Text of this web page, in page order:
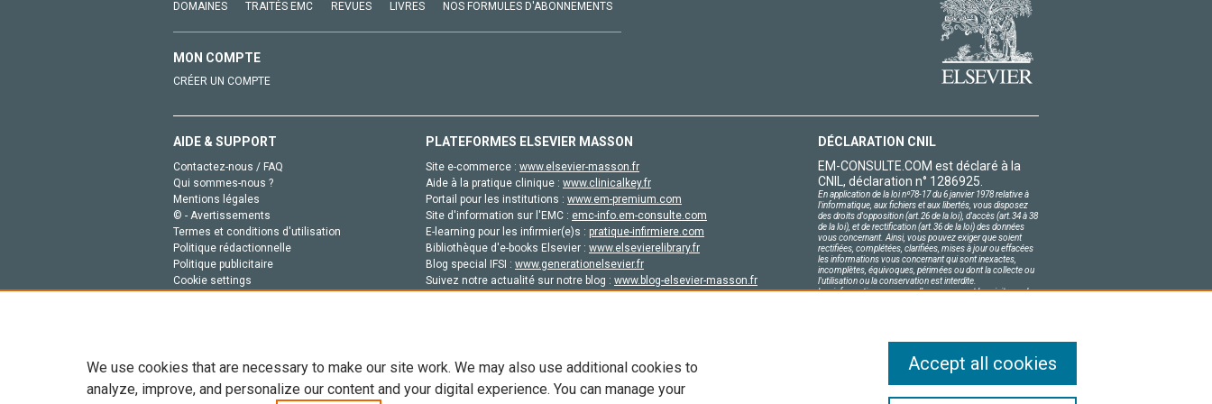
DOMAINES TRAITÉS EMC REVUES LIVRES NOS FORMULES D'ABONNEMENTS
MON COMPTE
CRÉER UN COMPTE
AIDE & SUPPORT
Contactez-nous / FAQ
Qui sommes-nous ?
Mentions légales
© - Avertissements
Termes et conditions d'utilisation
Politique rédactionnelle
Politique publicitaire
Cookie settings
PLATEFORMES ELSEVIER MASSON
Site e-commerce : www.elsevier-masson.fr
Aide à la pratique clinique : www.clinicalkey.fr
Portail pour les institutions : www.em-premium.com
Site d'information sur l'EMC : emc-info.em-consulte.com
E-learning pour les infirmier(e)s : pratique-infirmiere.com
Bibliothèque d'e-books Elsevier : www.elsevierelibrary.fr
Blog special IFSI : www.generationelsevier.fr
Suivez notre actualité sur notre blog : www.blog-elsevier-masson.fr
DÉCLARATION CNIL
EM-CONSULTE.COM est déclaré à la
CNIL, déclaration n° 1286925.
En application de la loi nº78-17 du 6 janvier 1978 relative à
l'informatique, aux fichiers et aux libertés, vous disposez
des droits d'opposition (art.26 de la loi), d'accès (art.34 à 38
de la loi), et de rectification (art.36 de la loi) des données
vous concernant. Ainsi, vous pouvez exiger que soient
rectifiées, complétées, clarifiées, mises à jour ou effacées
les informations vous concernant qui sont inexactes,
incomplètes, équivoques, périmées ou dont la collecte ou
l'utilisation ou la conservation est interdite.
Les informations personnelles concernant les visiteurs de
We use cookies that are necessary to make our site work. We may also use additional cookies to
analyze, improve, and personalize our content and your digital experience. You can manage your
Accept all cookies